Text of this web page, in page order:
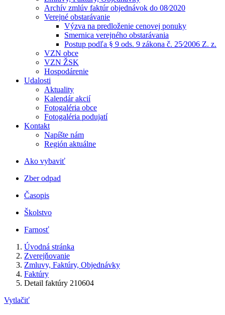
Archív zmlúv faktúr objednávok do 08⁄2020
Verejné obstarávanie
Výzva na predloženie cenovej ponuky
Smernica verejného obstarávania
Postup podľa § 9 ods. 9 zákona č. 25⁄2006 Z. z.
VZN obce
VZN ŽSK
Hospodárenie
Udalosti
Aktuality
Kalendár akcií
Fotogaléria obce
Fotogaléria podujatí
Kontakt
Napíšte nám
Región aktuálne
Ako vybaviť
Zber odpad
Časopis
Školstvo
Farnosť
Úvodná stránka
Zverejňovanie
Zmluvy, Faktúry, Objednávky
Faktúry
Detail faktúry 210604
Vytlačiť